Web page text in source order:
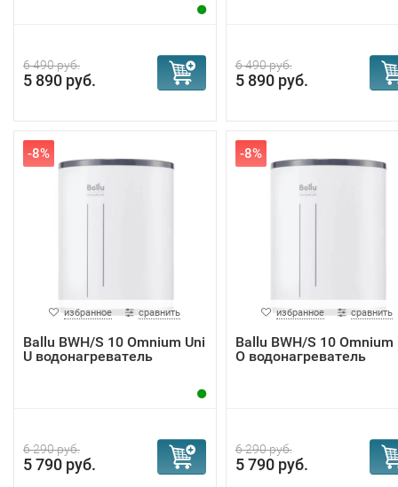
6 490 руб.
5 890 руб.
6 490 руб.
5 890 руб.
-8%
избранное сравнить
Ballu BWH/S 10 Omnium Uni
U водонагреватель
6 290 руб.
5 790 руб.
-8%
избранное сравнить
Ballu BWH/S 10 Omnium
O водонагреватель
6 290 руб.
5 790 руб.